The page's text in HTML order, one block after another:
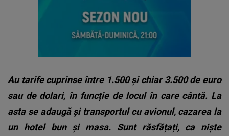
Au tarife cuprinse între 1.500 și chiar 3.500 de euro
sau de dolari, în funcție de locul în care cântă. La
asta se adaugă și transportul cu avionul, cazarea la
un hotel bun și masa. Sunt răsfățați, ca niște